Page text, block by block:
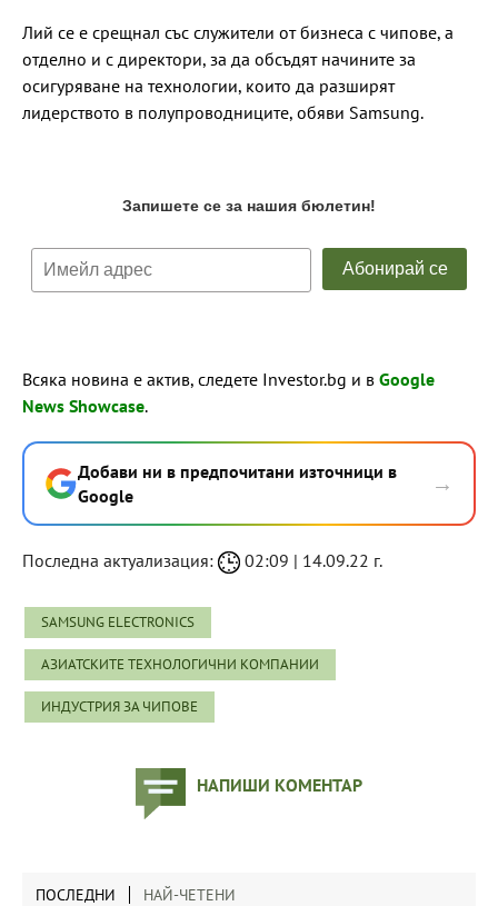
Лий се е срещнал със служители от бизнеса с чипове, а
отделно и с директори, за да обсъдят начините за
осигуряване на технологии, които да разширят
лидерството в полупроводниците, обяви Samsung.
Всяка новина е актив, следете Investor.bg и в Google
News Showcase.
Добави ни в предпочитани източници в
Google
→
Последна актуализация: 02:09 | 14.09.22 г.
SAMSUNG ELECTRONICS
АЗИАТСКИТЕ ТЕХНОЛОГИЧНИ КОМПАНИИ
ИНДУСТРИЯ ЗА ЧИПОВЕ
НАПИШИ КОМЕНТАР
ПОСЛЕДНИ НАЙ-ЧЕТЕНИ